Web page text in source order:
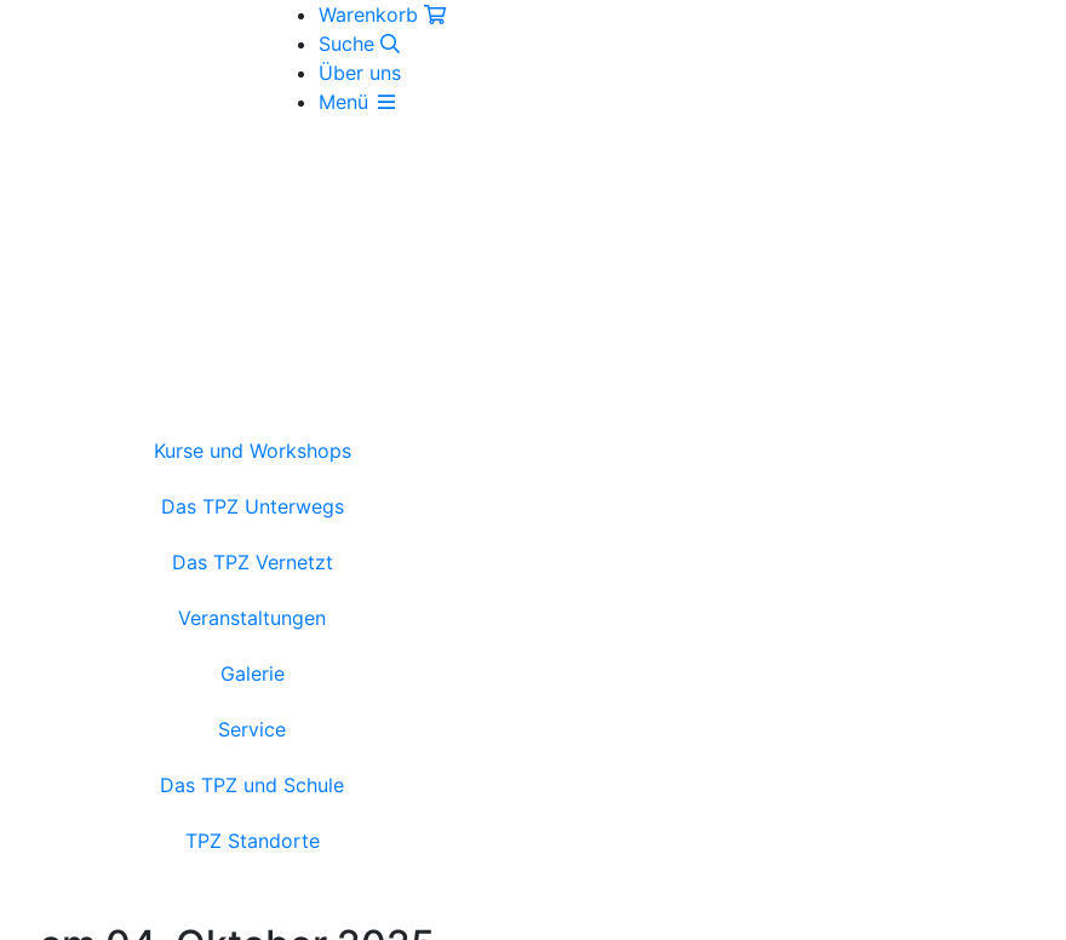
Warenkorb
Suche
Über uns
Menü
Kurse und Workshops
Das TPZ Unterwegs
Das TPZ Vernetzt
Veranstaltungen
Galerie
Service
Das TPZ und Schule
TPZ Standorte